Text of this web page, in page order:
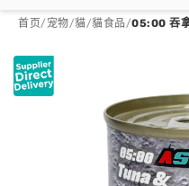
首页/ 宠物/貓/貓食品/05:00 吞